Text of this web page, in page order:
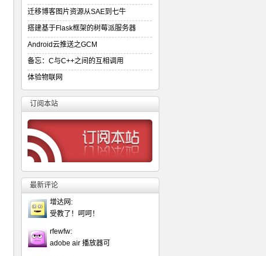
迁移博客图片资源从SAE到七牛
搭建基于Flask框架的树莓派服务器
Android云推送之GCM
备忘：C与C++之间的互相调用
体验物联网
订阅本站
最新评论
增达网:
受教了！呵呵！
rfewfw:
adobe air 播放器可